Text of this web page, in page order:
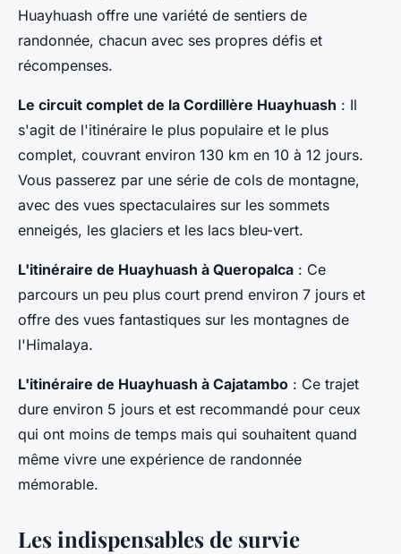
Huayhuash offre une variété de sentiers de
randonnée, chacun avec ses propres défis et
récompenses.
Le circuit complet de la Cordillère Huayhuash : Il
s'agit de l'itinéraire le plus populaire et le plus
complet, couvrant environ 130 km en 10 à 12 jours.
Vous passerez par une série de cols de montagne,
avec des vues spectaculaires sur les sommets
enneigés, les glaciers et les lacs bleu-vert.
L'itinéraire de Huayhuash à Queropalca : Ce
parcours un peu plus court prend environ 7 jours et
offre des vues fantastiques sur les montagnes de
l'Himalaya.
L'itinéraire de Huayhuash à Cajatambo : Ce trajet
dure environ 5 jours et est recommandé pour ceux
qui ont moins de temps mais qui souhaitent quand
même vivre une expérience de randonnée
mémorable.
Les indispensables de survie